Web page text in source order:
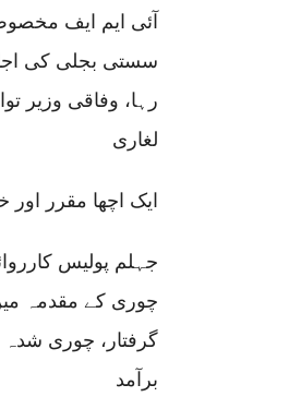
آئی ایم ایف
سستی بجلی کی
رہا، وفاقی وزیر
لغاری
ایک اچھا مقرر
جہلم پولیس
چوری کے مقدمہ
گرفتار، چوری
برآمد